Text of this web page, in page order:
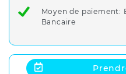
Moyen de paiement:
Bancaire